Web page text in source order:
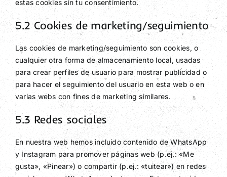
estas cookies sin tu consentimiento.
5.2 Cookies de marketing/seguimiento
Las cookies de marketing/seguimiento son cookies, o
cualquier otra forma de almacenamiento local, usadas
para crear perfiles de usuario para mostrar publicidad o
para hacer el seguimiento del usuario en esta web o en
varias webs con fines de marketing similares.
5.3 Redes sociales
En nuestra web hemos incluido contenido de WhatsApp
y Instagram para promover páginas web (p.ej.: «Me
gusta», «Pinear») o compartir (p.ej.: «tuitear») en redes